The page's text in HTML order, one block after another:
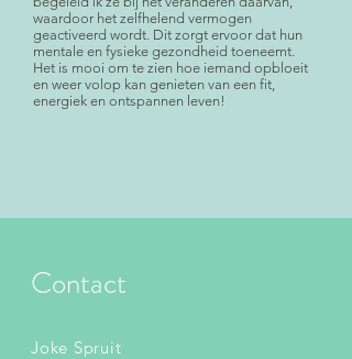
waardoor het zelfhelend vermogen
geactiveerd wordt. Dit zorgt ervoor dat hun
mentale en fysieke gezondheid toeneemt.
Het is mooi om te zien hoe iemand opbloeit
en weer volop kan genieten van een fit,
energiek en ontspannen leven!
Contact
Joke Spruit